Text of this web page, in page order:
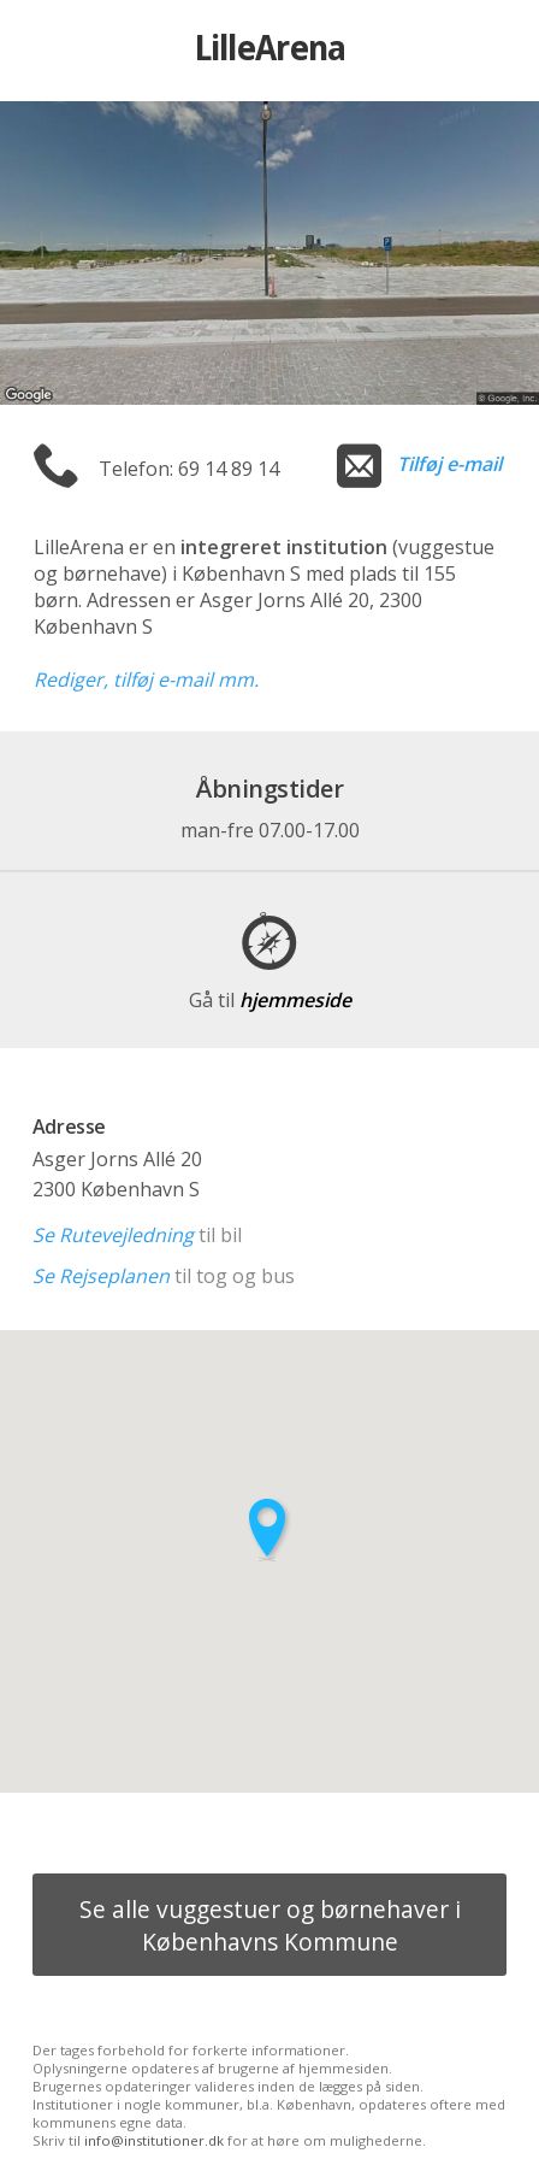
LilleArena
Telefon: 69 14 89 14 Tilføj e-mail
LilleArena er en integreret institution (vuggestue
og børnehave) i København S med plads til 155
børn. Adressen er Asger Jorns Allé 20, 2300
København S
Rediger, tilføj e-mail mm.
Åbningstider
man-fre 07.00-17.00
Gå til hjemmeside
Adresse
Asger Jorns Allé 20
2300 København S
Se Rutevejledningtil bil
Se Rejseplanentil tog og bus
Se alle vuggestuer og børnehaver i
Københavns Kommune
Der tages forbehold for forkerte informationer.
Oplysningerne opdateres af brugerne af hjemmesiden.
Brugernes opdateringer valideres inden de lægges på siden.
Institutioner i nogle kommuner, bl.a. København, opdateres oftere med
kommunens egne data.
Skriv til info@institutioner.dkfor at høre om mulighederne.